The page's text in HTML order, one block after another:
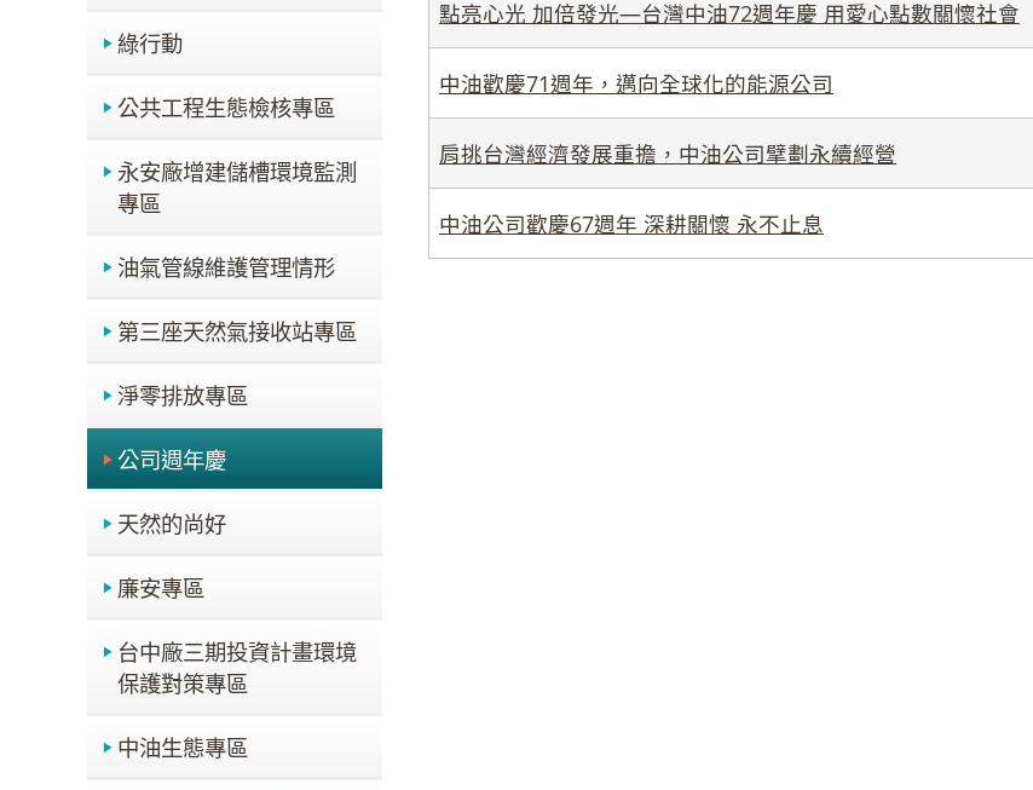
綠行動
公共工程生態檢核專區
永安廠增建儲槽環境監測
專區
油氣管線維護管理情形
第三座天然氣接收站專區
淨零排放專區
公司週年慶
天然的尚好
廉安專區
台中廠三期投資計畫環境
保護對策專區
中油生態專區
點亮心光 加倍發光—台灣中油72週年慶 用愛心點數關懷社會
中油歡慶71週年，邁向全球化的能源公司
肩挑台灣經濟發展重擔，中油公司擘劃永續經營
中油公司歡慶67週年 深耕關懷 永不止息